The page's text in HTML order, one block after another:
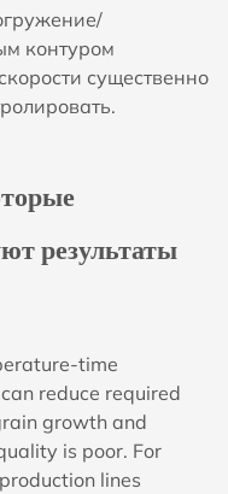
контуром
существенно
результаты
time
reduce required
growth and
is poor. For
lines